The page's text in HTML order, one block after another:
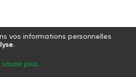
vos informations personnelles
.
savoir plus...